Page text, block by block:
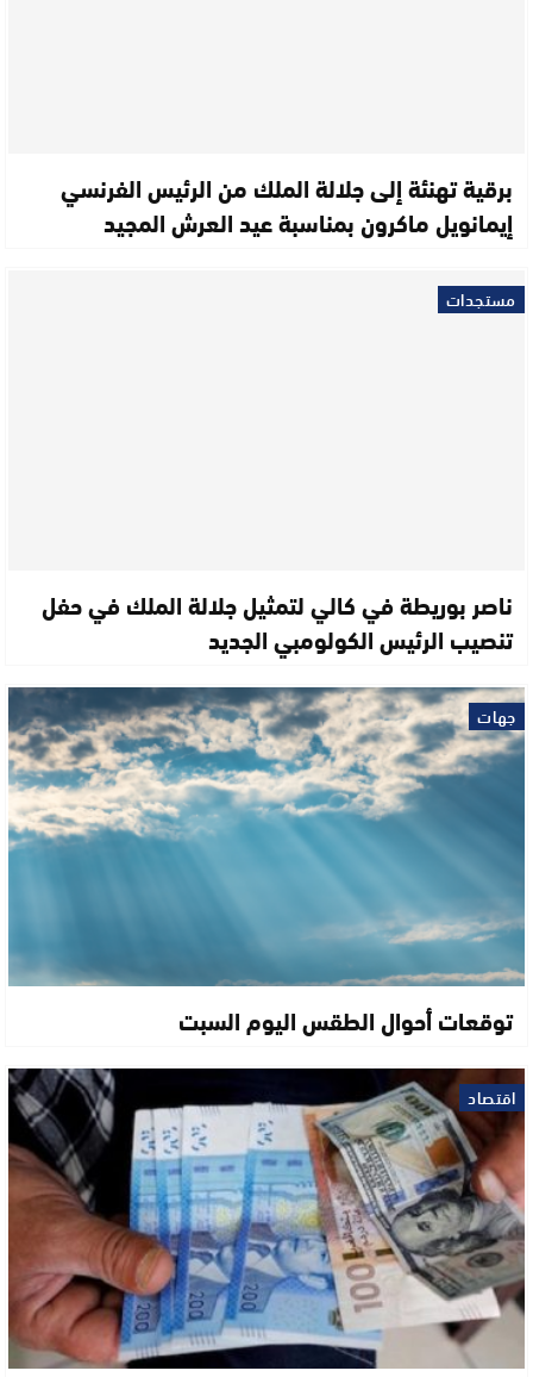
برقية تهنئة إلى جلالة الملك من الرئيس الفرنسي
إيمانويل ماكرون بمناسبة عيد العرش المجيد
مستجدات
ناصر بوريطة في كالي لتمثيل جلالة الملك في حفل
تنصيب الرئيس الكولومبي الجديد
جهات
توقعات أحوال الطقس اليوم السبت
اقتصاد